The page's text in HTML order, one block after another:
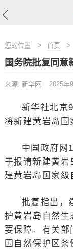
您的位置 > 首页 >
国务院批复同意
来源: 新华网 2025年
新华社北京
将新建黄岩岛国
中国政府网
于报请新建黄
建黄岩岛国家级
批复指出，
护黄岩岛自然生
要保障。有关部
国自然保护区条